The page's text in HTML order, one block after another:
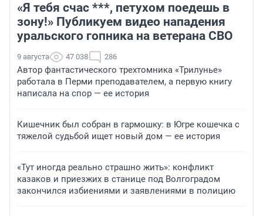
«Я тебя счас ***, петухом поедешь в
зону!» Публикуем видео нападения
уральского гопника на ветерана СВО
9 августа 47 038 286
Автор фантастического трехтомника «Трилунье»
работала в Перми преподавателем, а первую книгу
написала на спор — ее история
Кишечник был собран в гармошку: в Югре кошечка с
тяжелой судьбой ищет новый дом — ее история
«Тут иногда реально страшно жить»: конфликт
казаков и приезжих в станице под Волгоградом
закончился избиениями и заявлениями в полицию